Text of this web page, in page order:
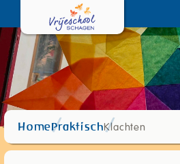
Home PraktischKlachten